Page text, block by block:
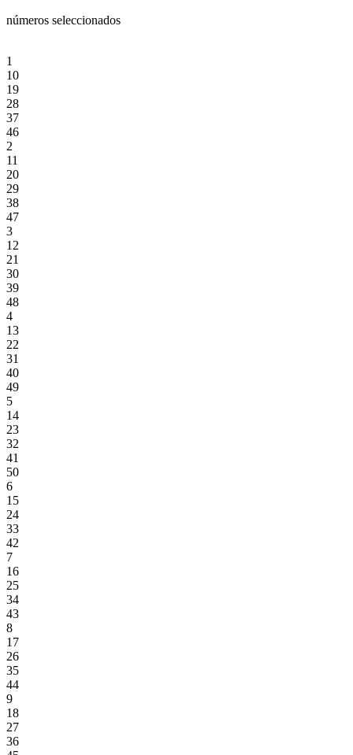
números seleccionados
1
10
19
28
37
46
2
11
20
29
38
47
3
12
21
30
39
48
4
13
22
31
40
49
5
14
23
32
41
50
6
15
24
33
42
7
16
25
34
43
8
17
26
35
44
9
18
27
36